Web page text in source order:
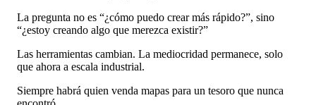
La pregunta no es “¿cómo puedo crear más rápido?”, sino
“¿estoy creando algo que merezca existir?”
Las herramientas cambian. La mediocridad permanece, solo
que ahora a escala industrial.
Siempre habrá quien venda mapas para un tesoro que nunca